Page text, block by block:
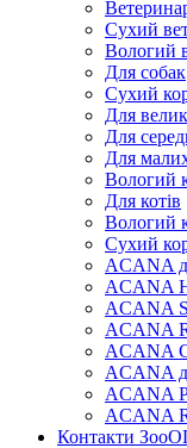
Сухий
Вологий
Для собак
Сухий
Для
Для
Для
Вологий
Для котів
Вологий
Сухий
ACANA
ACANA
ACANA
ACANA
ACANA
ACANA
ACANA
ACANA
Контакти